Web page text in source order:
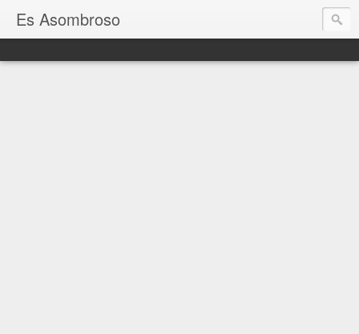
Es Asombroso